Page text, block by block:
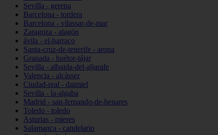
Sevilla - gerena
Barcelona - tordera
Barcelona - vilassar-de-mar
Zaragoza - alagón
ávila - el-barraco
Santa-cruz-de-tenerife - arona
Granada - huétor-tájar
Sevilla - albaida-del-aljarafe
Valencia - alcàsser
Ciudad-real - daimiel
Sevilla - la-algaba
Madrid - san-fernando-de-henares
Toledo - toledo
Asturias - mieres
Salamanca - candelario